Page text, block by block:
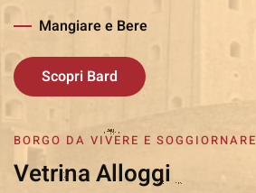
Mangiare e Bere
Scopri Bard
BORGO DA VIVERE E SOGGIORNARE
Vetrina Alloggi